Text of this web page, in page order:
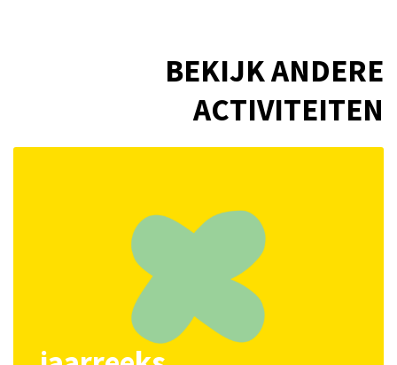
BEKIJK ANDERE
ACTIVITEITEN